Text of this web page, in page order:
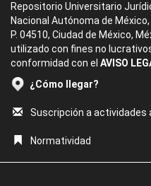
Repositorio Universitario
Nacional Autónoma de
P. 04510, Ciudad de México,
utilizado con fines no
conformidad con el AVISO
¿Cómo llegar?
Suscripción a actividades
Normatividad